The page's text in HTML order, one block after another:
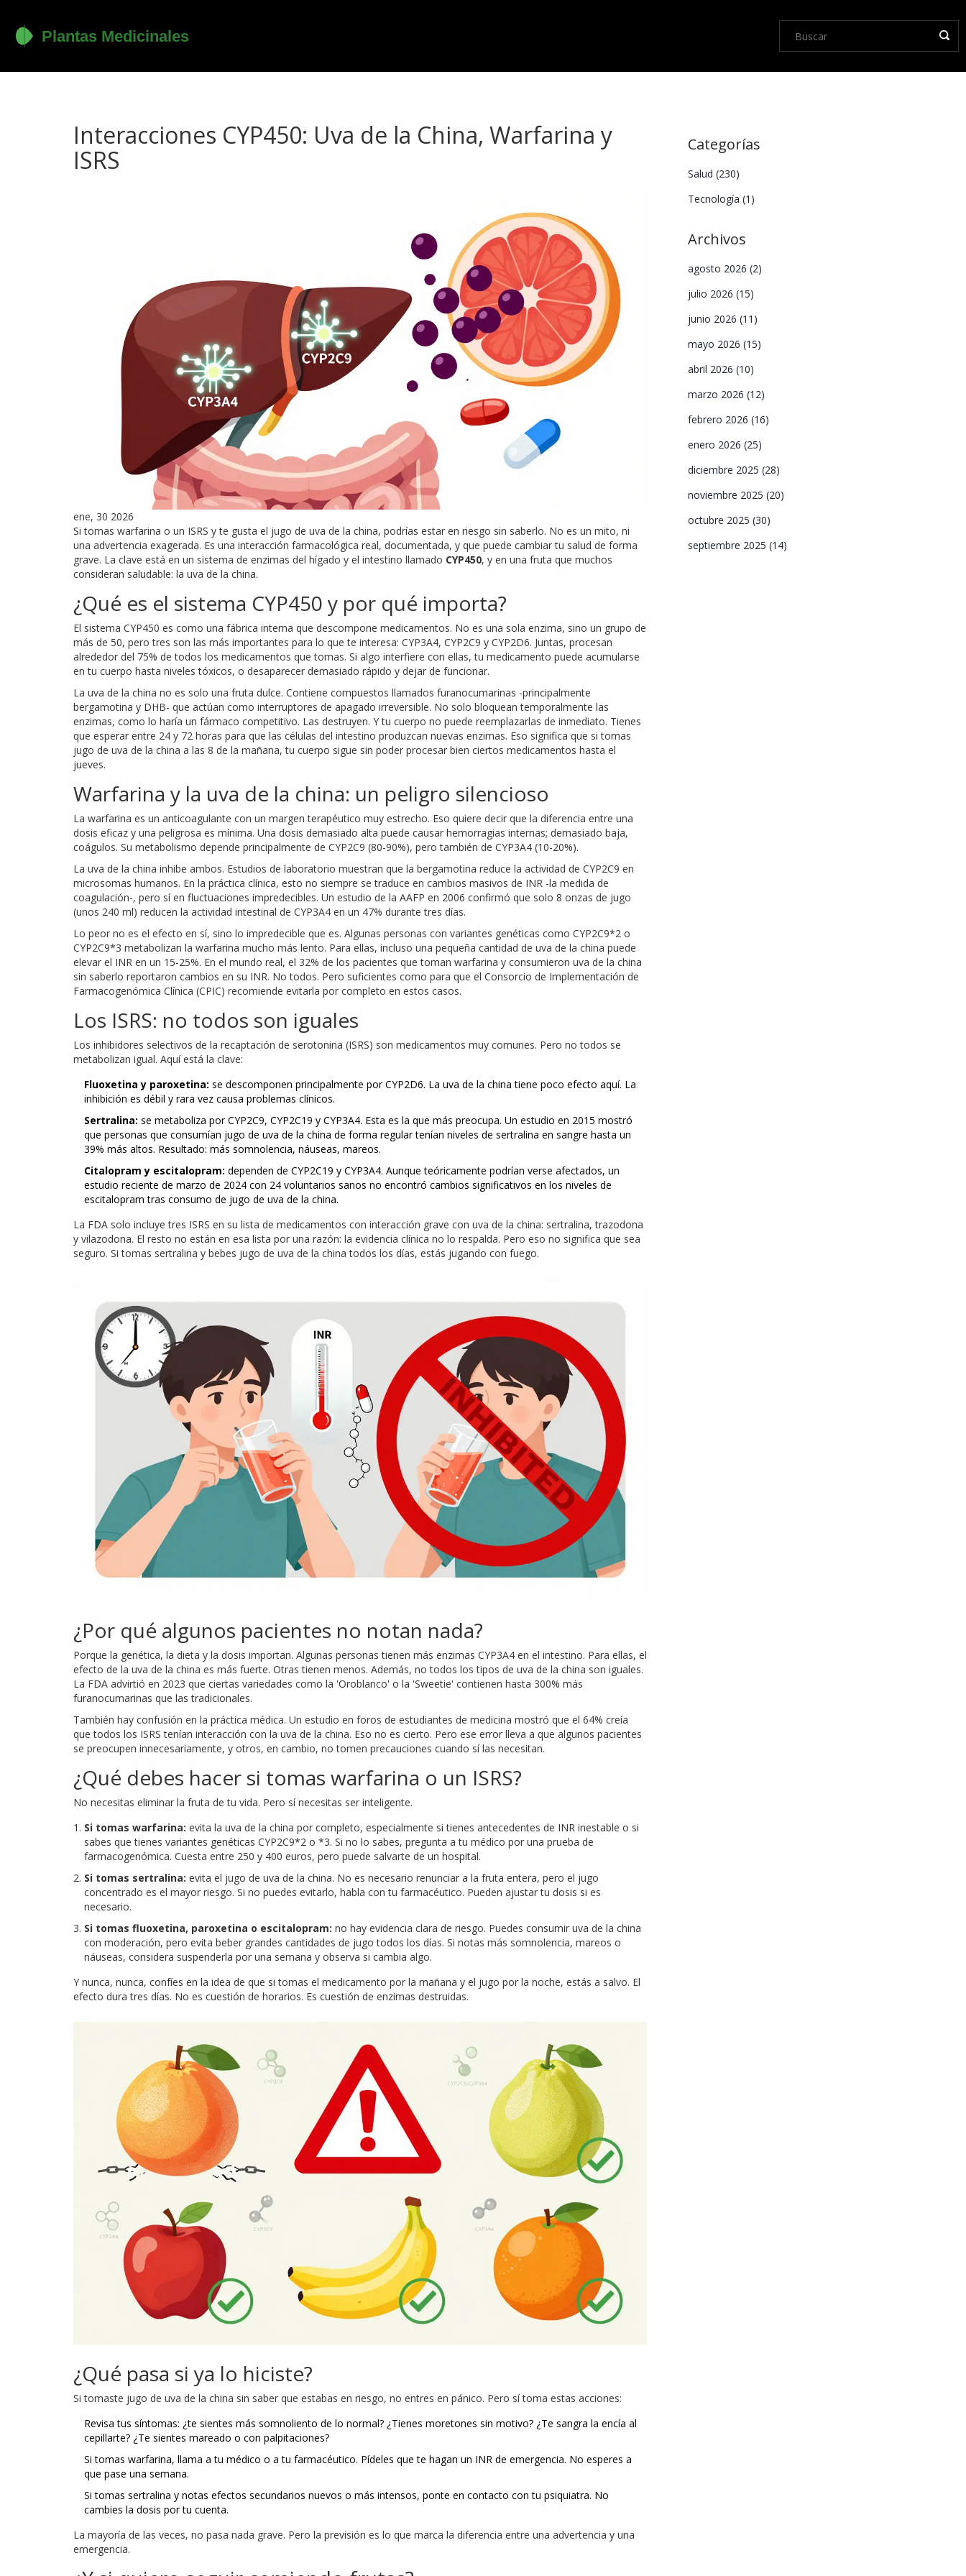
Interacciones CYP450: Uva de la China, Warfarina y
ISRS
ene, 30 2026
Si tomas warfarina o un ISRS y te gusta el jugo de uva de la china, podrías estar en riesgo sin saberlo. No es un mito, ni
una advertencia exagerada. Es una interacción farmacológica real, documentada, y que puede cambiar tu salud de forma
grave. La clave está en un sistema de enzimas del hígado y el intestino llamado CYP450, y en una fruta que muchos
consideran saludable: la uva de la china.
¿Qué es el sistema CYP450 y por qué importa?
El sistema CYP450 es como una fábrica interna que descompone medicamentos. No es una sola enzima, sino un grupo de
más de 50, pero tres son las más importantes para lo que te interesa: CYP3A4, CYP2C9 y CYP2D6. Juntas, procesan
alrededor del 75% de todos los medicamentos que tomas. Si algo interfiere con ellas, tu medicamento puede acumularse
en tu cuerpo hasta niveles tóxicos, o desaparecer demasiado rápido y dejar de funcionar.
La uva de la china no es solo una fruta dulce. Contiene compuestos llamados furanocumarinas -principalmente
bergamotina y DHB- que actúan como interruptores de apagado irreversible. No solo bloquean temporalmente las
enzimas, como lo haría un fármaco competitivo. Las destruyen. Y tu cuerpo no puede reemplazarlas de inmediato. Tienes
que esperar entre 24 y 72 horas para que las células del intestino produzcan nuevas enzimas. Eso significa que si tomas
jugo de uva de la china a las 8 de la mañana, tu cuerpo sigue sin poder procesar bien ciertos medicamentos hasta el
jueves.
Warfarina y la uva de la china: un peligro silencioso
La warfarina es un anticoagulante con un margen terapéutico muy estrecho. Eso quiere decir que la diferencia entre una
dosis eficaz y una peligrosa es mínima. Una dosis demasiado alta puede causar hemorragias internas; demasiado baja,
coágulos. Su metabolismo depende principalmente de CYP2C9 (80-90%), pero también de CYP3A4 (10-20%).
La uva de la china inhibe ambos. Estudios de laboratorio muestran que la bergamotina reduce la actividad de CYP2C9 en
microsomas humanos. En la práctica clínica, esto no siempre se traduce en cambios masivos de INR -la medida de
coagulación-, pero sí en fluctuaciones impredecibles. Un estudio de la AAFP en 2006 confirmó que solo 8 onzas de jugo
(unos 240 ml) reducen la actividad intestinal de CYP3A4 en un 47% durante tres días.
Lo peor no es el efecto en sí, sino lo impredecible que es. Algunas personas con variantes genéticas como CYP2C9*2 o
CYP2C9*3 metabolizan la warfarina mucho más lento. Para ellas, incluso una pequeña cantidad de uva de la china puede
elevar el INR en un 15-25%. En el mundo real, el 32% de los pacientes que toman warfarina y consumieron uva de la china
sin saberlo reportaron cambios en su INR. No todos. Pero suficientes como para que el Consorcio de Implementación de
Farmacogenómica Clínica (CPIC) recomiende evitarla por completo en estos casos.
Los ISRS: no todos son iguales
Los inhibidores selectivos de la recaptación de serotonina (ISRS) son medicamentos muy comunes. Pero no todos se
metabolizan igual. Aquí está la clave:
Fluoxetina y paroxetina: se descomponen principalmente por CYP2D6. La uva de la china tiene poco efecto aquí. La
inhibición es débil y rara vez causa problemas clínicos.
Sertralina: se metaboliza por CYP2C9, CYP2C19 y CYP3A4. Esta es la que más preocupa. Un estudio en 2015 mostró
que personas que consumían jugo de uva de la china de forma regular tenían niveles de sertralina en sangre hasta un
39% más altos. Resultado: más somnolencia, náuseas, mareos.
Citalopram y escitalopram: dependen de CYP2C19 y CYP3A4. Aunque teóricamente podrían verse afectados, un
estudio reciente de marzo de 2024 con 24 voluntarios sanos no encontró cambios significativos en los niveles de
escitalopram tras consumo de jugo de uva de la china.
La FDA solo incluye tres ISRS en su lista de medicamentos con interacción grave con uva de la china: sertralina, trazodona
y vilazodona. El resto no están en esa lista por una razón: la evidencia clínica no lo respalda. Pero eso no significa que sea
seguro. Si tomas sertralina y bebes jugo de uva de la china todos los días, estás jugando con fuego.
¿Por qué algunos pacientes no notan nada?
Porque la genética, la dieta y la dosis importan. Algunas personas tienen más enzimas CYP3A4 en el intestino. Para ellas, el
efecto de la uva de la china es más fuerte. Otras tienen menos. Además, no todos los tipos de uva de la china son iguales.
La FDA advirtió en 2023 que ciertas variedades como la 'Oroblanco' o la 'Sweetie' contienen hasta 300% más
furanocumarinas que las tradicionales.
También hay confusión en la práctica médica. Un estudio en foros de estudiantes de medicina mostró que el 64% creía
que todos los ISRS tenían interacción con la uva de la china. Eso no es cierto. Pero ese error lleva a que algunos pacientes
se preocupen innecesariamente, y otros, en cambio, no tomen precauciones cuando sí las necesitan.
¿Qué debes hacer si tomas warfarina o un ISRS?
No necesitas eliminar la fruta de tu vida. Pero sí necesitas ser inteligente.
Si tomas warfarina: evita la uva de la china por completo, especialmente si tienes antecedentes de INR inestable o si
sabes que tienes variantes genéticas CYP2C9*2 o *3. Si no lo sabes, pregunta a tu médico por una prueba de
farmacogenómica. Cuesta entre 250 y 400 euros, pero puede salvarte de un hospital.
Si tomas sertralina: evita el jugo de uva de la china. No es necesario renunciar a la fruta entera, pero el jugo
concentrado es el mayor riesgo. Si no puedes evitarlo, habla con tu farmacéutico. Pueden ajustar tu dosis si es
necesario.
Si tomas fluoxetina, paroxetina o escitalopram: no hay evidencia clara de riesgo. Puedes consumir uva de la china
con moderación, pero evita beber grandes cantidades de jugo todos los días. Si notas más somnolencia, mareos o
náuseas, considera suspenderla por una semana y observa si cambia algo.
Y nunca, nunca, confíes en la idea de que si tomas el medicamento por la mañana y el jugo por la noche, estás a salvo. El
efecto dura tres días. No es cuestión de horarios. Es cuestión de enzimas destruidas.
¿Qué pasa si ya lo hiciste?
Si tomaste jugo de uva de la china sin saber que estabas en riesgo, no entres en pánico. Pero sí toma estas acciones:
Revisa tus síntomas: ¿te sientes más somnoliento de lo normal? ¿Tienes moretones sin motivo? ¿Te sangra la encía al
cepillarte? ¿Te sientes mareado o con palpitaciones?
Si tomas warfarina, llama a tu médico o a tu farmacéutico. Pídeles que te hagan un INR de emergencia. No esperes a
que pase una semana.
Si tomas sertralina y notas efectos secundarios nuevos o más intensos, ponte en contacto con tu psiquiatra. No
cambies la dosis por tu cuenta.
La mayoría de las veces, no pasa nada grave. Pero la previsión es lo que marca la diferencia entre una advertencia y una
emergencia.
Categorías
Salud (230)
Tecnología (1)
Archivos
agosto 2026 (2)
julio 2026 (15)
junio 2026 (11)
mayo 2026 (15)
abril 2026 (10)
marzo 2026 (12)
febrero 2026 (16)
enero 2026 (25)
diciembre 2025 (28)
noviembre 2025 (20)
octubre 2025 (30)
septiembre 2025 (14)